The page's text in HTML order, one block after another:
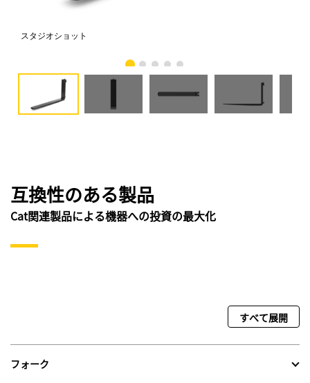
スタジオショット
互換性のある製品
Cat関連製品による機器への投資の最大化
すべて展開
フォーク